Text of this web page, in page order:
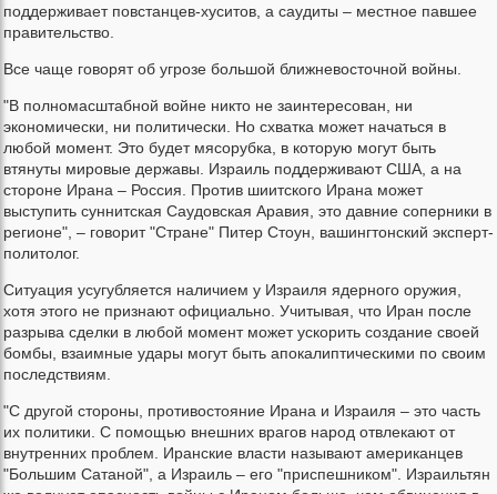
поддерживает повстанцев-хуситов, а саудиты – местное павшее
правительство.
Все чаще говорят об угрозе большой ближневосточной войны.
"В полномасштабной войне никто не заинтересован, ни
экономически, ни политически. Но схватка может начаться в
любой момент. Это будет мясорубка, в которую могут быть
втянуты мировые державы. Израиль поддерживают США, а на
стороне Ирана – Россия. Против шиитского Ирана может
выступить суннитская Саудовская Аравия, это давние соперники в
регионе", – говорит "Стране" Питер Стоун, вашингтонский эксперт-
политолог.
Ситуация усугубляется наличием у Израиля ядерного оружия,
хотя этого не признают официально. Учитывая, что Иран после
разрыва сделки в любой момент может ускорить создание своей
бомбы, взаимные удары могут быть апокалиптическими по своим
последствиям.
"С другой стороны, противостояние Ирана и Израиля – это часть
их политики. С помощью внешних врагов народ отвлекают от
внутренних проблем. Иранские власти называют американцев
"Большим Сатаной", а Израиль – его "приспешником". Израильтян